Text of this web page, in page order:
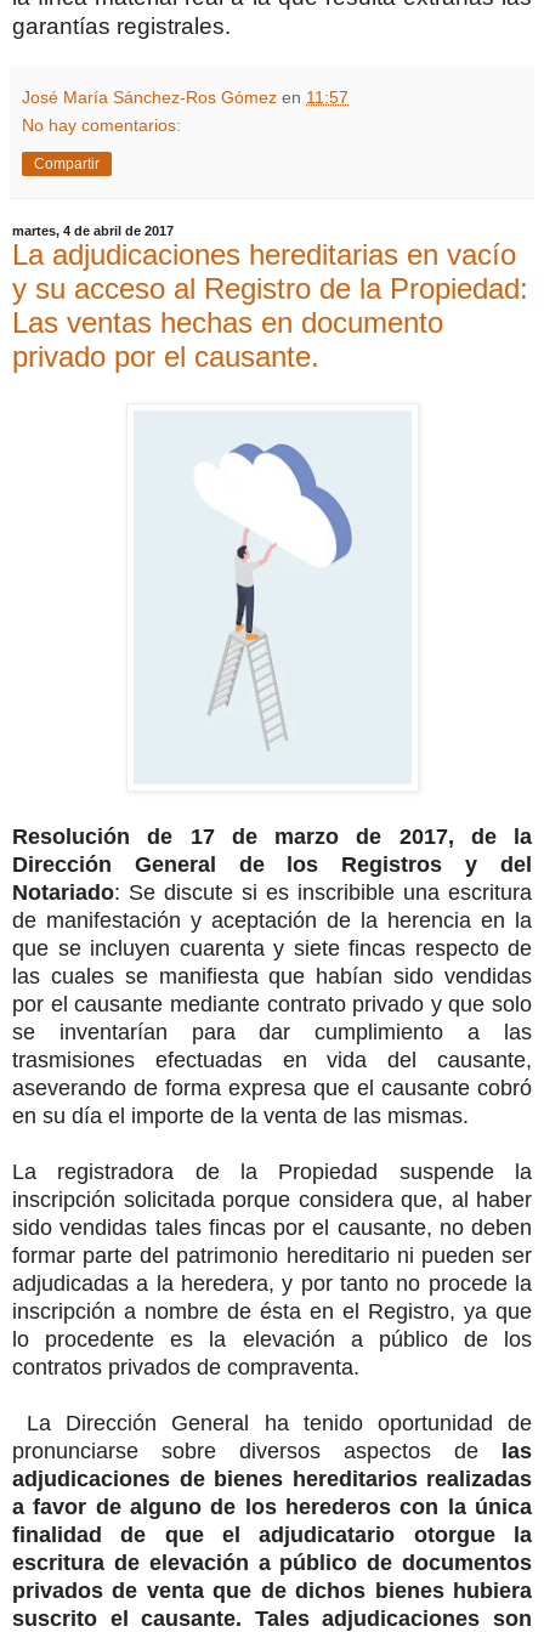
garantías registrales.
José María Sánchez-Ros Gómez en 11:57
No hay comentarios:
Compartir
martes, 4 de abril de 2017
La adjudicaciones hereditarias en vacío
y su acceso al Registro de la Propiedad:
Las ventas hechas en documento
privado por el causante.
Resolución de 17 de marzo de 2017, de la
Dirección General de los Registros y del
Notariado: Se discute si es inscribible una escritura
de manifestación y aceptación de la herencia en la
que se incluyen cuarenta y siete fincas respecto de
las cuales se manifiesta que habían sido vendidas
por el causante mediante contrato privado y que solo
se inventarían para dar cumplimiento a las
trasmisiones efectuadas en vida del causante,
aseverando de forma expresa que el causante cobró
en su día el importe de la venta de las mismas.
La registradora de la Propiedad suspende la
inscripción solicitada porque considera que, al haber
sido vendidas tales fincas por el causante, no deben
formar parte del patrimonio hereditario ni pueden ser
adjudicadas a la heredera, y por tanto no procede la
inscripción a nombre de ésta en el Registro, ya que
lo procedente es la elevación a público de los
contratos privados de compraventa.
La Dirección General ha tenido oportunidad de
pronunciarse sobre diversos aspectos de
las
adjudicaciones de bienes hereditarios realizadas
a favor de alguno de los herederos con la única
finalidad de que el adjudicatario otorgue la
escritura de elevación a público de documentos
privados de venta que de dichos bienes hubiera
suscrito el causante. Tales adjudicaciones son